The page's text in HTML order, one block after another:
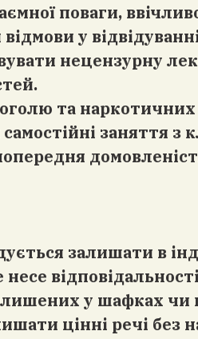
поваги,
у
нецензурну
та
заняття з
залишати в
несе
у шафках чи
цінні речі без